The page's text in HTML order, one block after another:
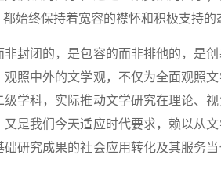
始终保持着宽容的襟怀和积极支持的
闭的，是包容的而非排他的，是创
照中外的文学观，不仅为全面观照文
学科，实际推动文学研究在理论、
是我们今天适应时代要求，赖以从
研究成果的社会应用转化及其服务